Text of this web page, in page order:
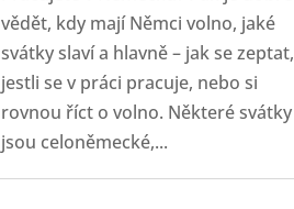
vědět, kdy mají Němci volno, jaké
svátky slaví a hlavně – jak se zeptat,
jestli se v práci pracuje, nebo si
rovnou říct o volno. Některé svátky
jsou celoněmecké,...